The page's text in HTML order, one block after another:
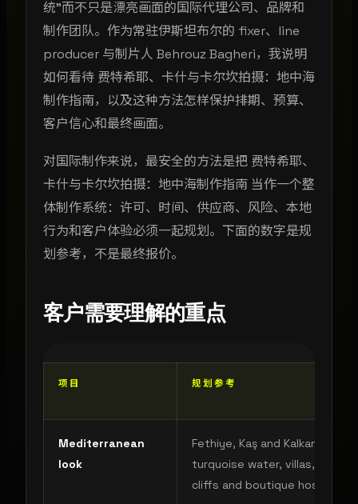
统”而不只是漂亮画面的国际代理公司、品牌和
制作团队。作为常驻伊斯坦布尔的 fixer、line
producer 与制片人 Behrouz Bagheri，我说明
如何看待 费特希耶、卡什与卡尔坎拍摄：地中海
制作指南，以及这种方法怎样保护排期、预算、
客户信心和最终画面。
对国际制作来说，最安全的方法是把 费特希耶、
卡什与卡尔坎拍摄：地中海制作指南 当作一个整
体制作系统：许可、时间、供应商、风险、本地
行为和客户体验必须一起规划。下面的数字是规
划参考，不是最终报价。
客户需要理解的重点
项目 规划参考
Mediterranean
look
Fethiye, Kaş and Kalkan offer
turquoise water, villas, boats,
cliffs and boutique